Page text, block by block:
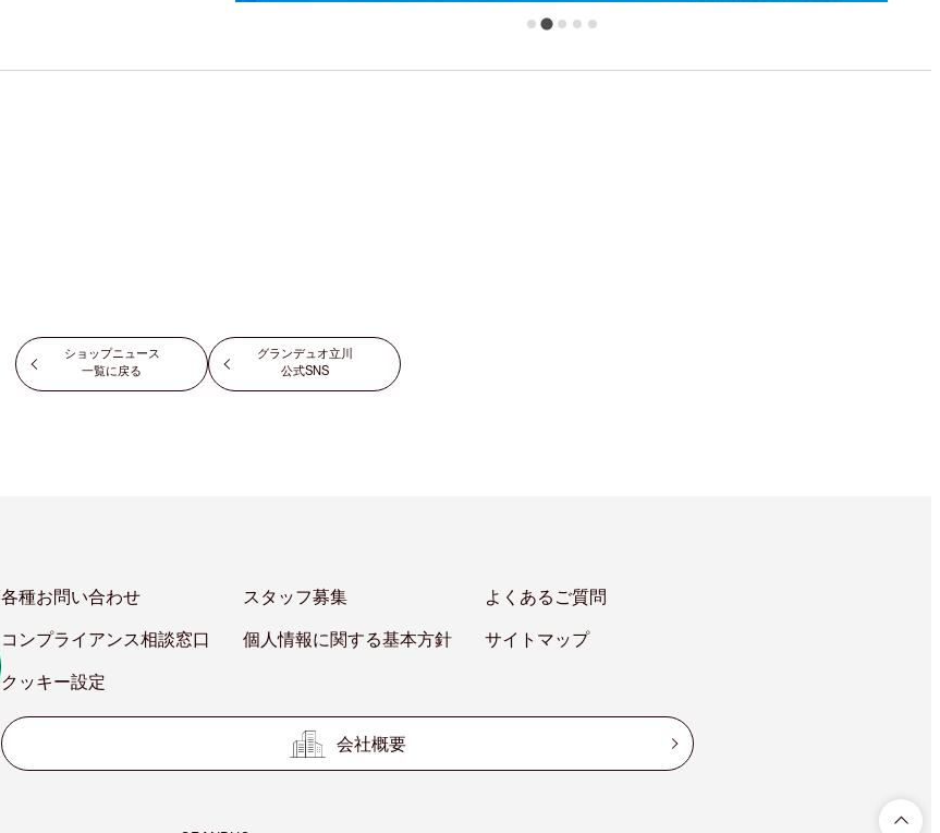
ショップニュース
一覧に戻る
グランデュオ立川
公式SNS
各種お問い合わせ スタッフ募集
よくあるご質問
コンプライアンス相談窓口
個人情報に関する基本方針
サイトマップ
クッキー設定
会社概要